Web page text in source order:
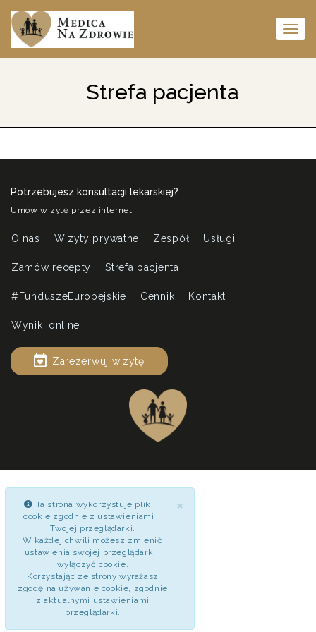
Strefa pacjenta
Potrzebujesz konsultacji lekarskiej?
Umów wizytę przez internet!
O nas Wizyty prywatne Zespół Usługi
Zamów recepty Strefa pacjenta
#FunduszeEuropejskie Cennik Kontakt
Wyniki online
Zarezerwuj wizytę
×
Ta strona wykorzystuje pliki
cookie zgodnie z ustawieniami
Twojej przeglądarki.
W każdej chwili możesz zmienić
ustawienia swojej przeglądarki i
wyłączyć cookie.
Korzystając ze strony wyrażasz
zgodę na używanie cookie, zgodnie
z aktualnymi ustawieniami
przeglądarki.